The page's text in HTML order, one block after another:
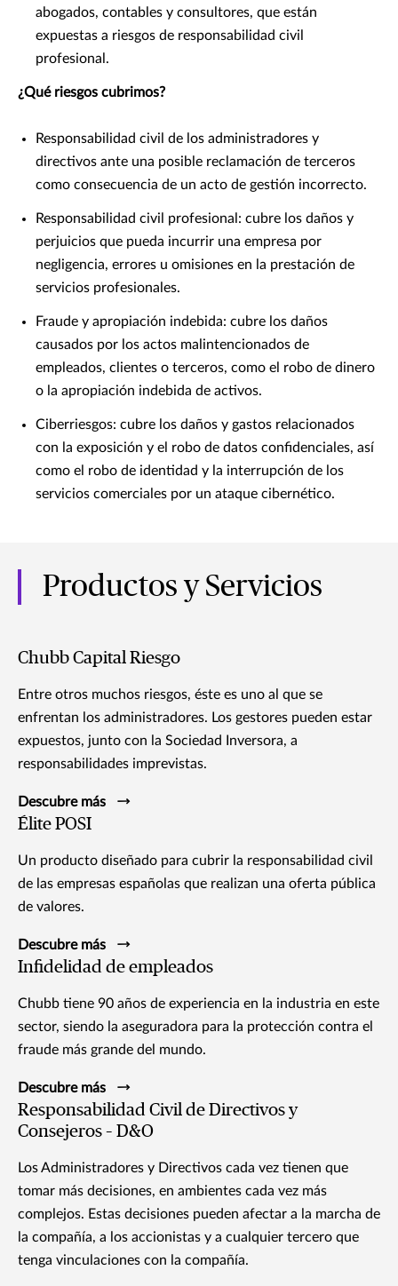
abogados, contables y consultores, que están
expuestas a riesgos de responsabilidad civil
profesional.
¿Qué riesgos cubrimos?
Responsabilidad civil de los administradores y
directivos ante una posible reclamación de terceros
como consecuencia de un acto de gestión incorrecto.
Responsabilidad civil profesional: cubre los daños y
perjuicios que pueda incurrir una empresa por
negligencia, errores u omisiones en la prestación de
servicios profesionales.
Fraude y apropiación indebida: cubre los daños
causados por los actos malintencionados de
empleados, clientes o terceros, como el robo de dinero
o la apropiación indebida de activos.
Ciberriesgos: cubre los daños y gastos relacionados
con la exposición y el robo de datos confidenciales, así
como el robo de identidad y la interrupción de los
servicios comerciales por un ataque cibernético.
Productos y Servicios
Chubb Capital Riesgo
Entre otros muchos riesgos, éste es uno al que se
enfrentan los administradores. Los gestores pueden estar
expuestos, junto con la Sociedad Inversora, a
responsabilidades imprevistas.
Descubre más
Élite POSI
Un producto diseñado para cubrir la responsabilidad civil
de las empresas españolas que realizan una oferta pública
de valores.
Descubre más
Infidelidad de empleados
Chubb tiene 90 años de experiencia en la industria en este
sector, siendo la aseguradora para la protección contra el
fraude más grande del mundo.
Descubre más
Responsabilidad Civil de Directivos y
Consejeros – D&O
Los Administradores y Directivos cada vez tienen que
tomar más decisiones, en ambientes cada vez más
complejos. Estas decisiones pueden afectar a la marcha de
la compañía, a los accionistas y a cualquier tercero que
tenga vinculaciones con la compañía.